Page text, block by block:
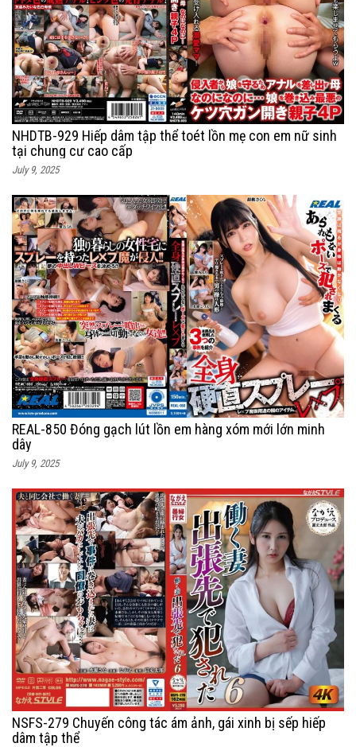
NHDTB-929 Hiếp dâm tập thể toét lồn mẹ con em nữ sinh
tại chung cư cao cấp
July 9, 2025
REAL-850 Đóng gạch lút lồn em hàng xóm mới lớn minh
dây
July 9, 2025
NSFS-279 Chuyến công tác ám ảnh, gái xinh bị sếp hiếp
dâm tập thể